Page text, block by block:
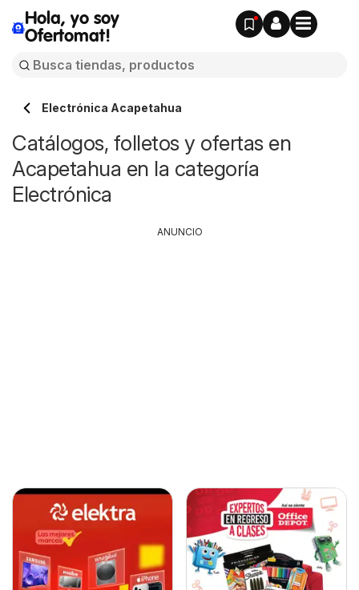
Hola, yo soy
Ofertomat!
Electrónica Acapetahua
Catálogos, folletos y ofertas en
Acapetahua en la categoría
Electrónica
ANUNCIO